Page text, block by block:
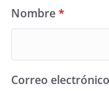
Nombre*
Correo electrónico